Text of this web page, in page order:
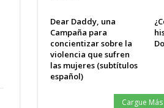
Dear Daddy, una
Campaña para
concientizar sobre la
violencia que sufren
las mujeres (subtítulos
español)
Cargue Más